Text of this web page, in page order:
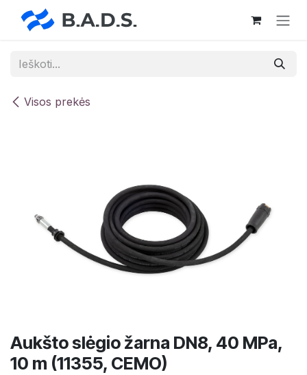
Skip to Content
Visos prekės
Aukšto slėgio žarna DN8, 40 MPa,
10 m (11355, CEMO)